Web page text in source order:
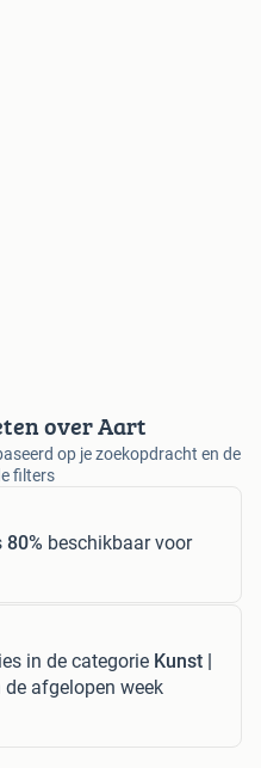
over Aart
op je zoekopdracht en de
filters
80% beschikbaar voor
in de categorie Kunst |
de afgelopen week